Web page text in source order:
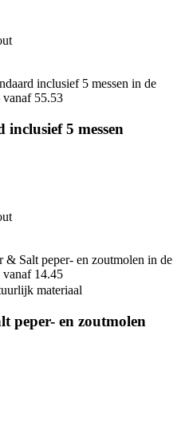
5 messen
materiaal
peper- en zoutmolen